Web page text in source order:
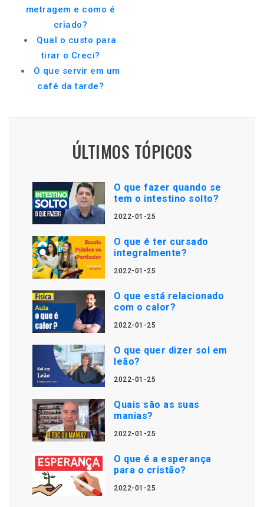
metragem e como é
criado?
Qual o custo para
tirar o Creci?
O que servir em um
café da tarde?
ÚLTIMOS TÓPICOS
O que fazer quando se
tem o intestino solto?
2022-01-25
O que é ter cursado
integralmente?
2022-01-25
O que está relacionado
com o calor?
2022-01-25
O que quer dizer sol em
leão?
2022-01-25
Quais são as suas
manias?
2022-01-25
O que é a esperança
para o cristão?
2022-01-25